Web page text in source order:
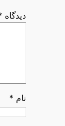
دیدگاه
نام *